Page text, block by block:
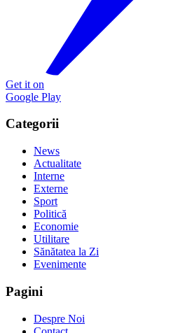
Get it on
Google Play
Categorii
News
Actualitate
Interne
Externe
Sport
Politică
Economie
Utilitare
Sănătatea la Zi
Evenimente
Pagini
Despre Noi